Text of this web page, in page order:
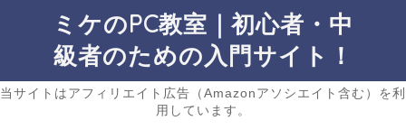
ミケのPC教室｜初心者・中
級者のための入門サイト！
当サイトはアフィリエイト広告（Amazonアソシエイト含む）を利
用しています。